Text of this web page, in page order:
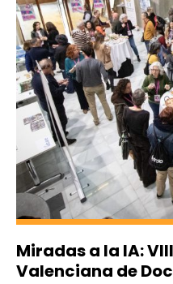
Miradas a la IA:
Valenciana de